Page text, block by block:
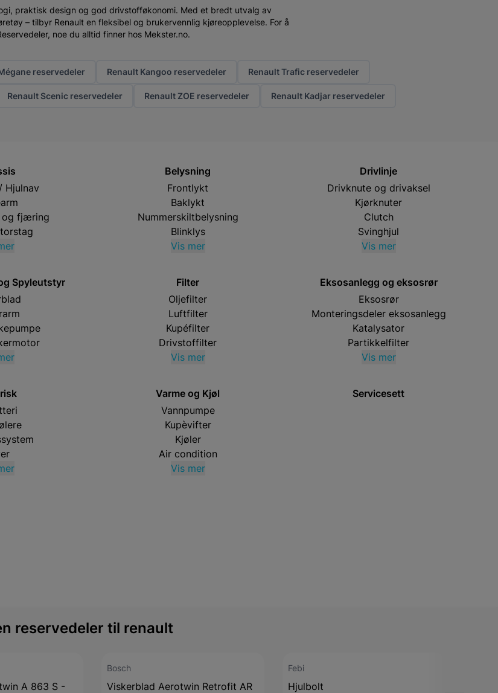
praktisk design og god drivstofføkonomi. Med et bredt utvalg av
– tilbyr Renault en fleksibel og brukervennlig kjøreopplevelse. For å
noe du alltid finner hos Mekster.no.
reservedeler Renault Kangoo reservedeler Renault Trafic reservedeler
Renault Scenic reservedeler Renault ZOE reservedeler Renault Kadjar reservedeler
Hjulnav
og fjæring
Belysning
Frontlykt
Baklykt
Nummerskiltbelysning
Blinklys
Vis mer
Drivlinje
Drivknute og drivaksel
Kjørknuter
Clutch
Svinghjul
Vis mer
Spyleutstyr
Filter
Oljefilter
Luftfilter
Kupéfilter
Drivstoffilter
Vis mer
Eksosanlegg og eksosrør
Eksosrør
Monteringsdeler eksosanlegg
Katalysator
Partikkelfilter
Vis mer
Varme og Kjøl
Vannpumpe
Kupèvifter
Kjøler
Air condition
Vis mer
Servicesett
reservedeler til renault
A 863 S -
Bosch
Viskerblad Aerotwin Retrofit AR
Febi
Hjulbolt